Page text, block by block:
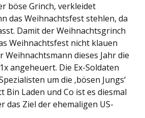
böse Grinch, verkleidet
das Weihnachtsfest stehlen, da
Damit der Weihnachtsgrinch
Weihnachtsfest nicht klauen
Weihnachtsmann dieses Jahr die
angeheuert. Die Ex-Soldaten
um die ‚bösen Jungs‘
Bin Laden und Co ist es diesmal
das Ziel der ehemaligen US-